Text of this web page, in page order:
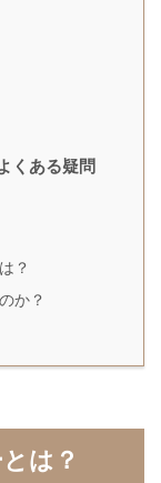
くある疑問
？
か？
は？